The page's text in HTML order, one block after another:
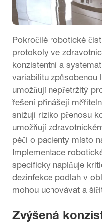
Pokročilé robotické
protokoly ve
konzistentní a
variabilitu způsobenou
umožňují nepřetržitý
řešení přinášejí
snižují riziko přenosu
umožňují
péči o pacienty místo
Implementace
specificky naplňuje
dezinfekce podlah v
mohou uchovávat a
Zvýšená